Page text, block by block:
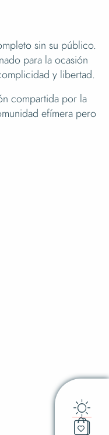
sin su público.
para la ocasión
y libertad.
compartida por la
efímera pero